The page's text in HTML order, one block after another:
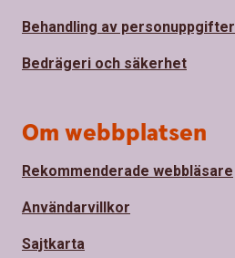
Behandling av personuppgifter
Bedrägeri och säkerhet
Om webbplatsen
Rekommenderade webbläsare
Användarvillkor
Sajtkarta